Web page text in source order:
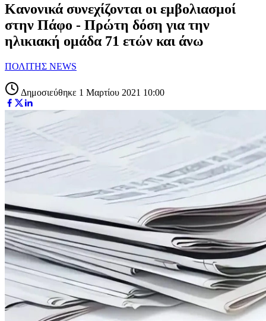
Κανονικά συνεχίζονται οι εμβολιασμοί
στην Πάφο - Πρώτη δόση για την
ηλικιακή ομάδα 71 ετών και άνω
ΠΟΛΙΤΗΣ NEWS
Δημοσιεύθηκε 1 Μαρτίου 2021 10:00